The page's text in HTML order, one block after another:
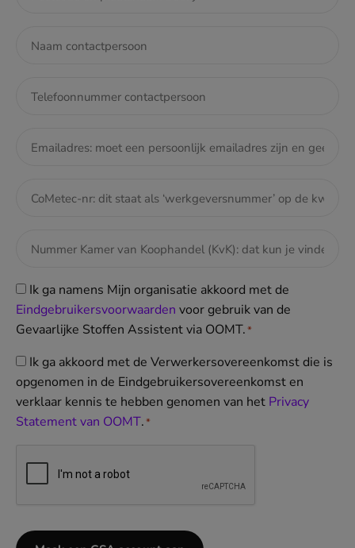
Instemming
voorwaarden
*
Ik ga namens Mijn organisatie akkoord met de
Eindgebruikersvoorwaarden (opent
in
venster)
voor gebruik van de
Gevaarlijke Stoffen Assistent via OOMT.*
Instemming
verwerkersovereenkomst
*
Ik ga akkoord met de Verwerkersovereenkomst die is
opgenomen in de Eindgebruikersovereenkomst en
verklaar kennis te hebben genomen van het Privacy
Statement van OOMT(opent
.*